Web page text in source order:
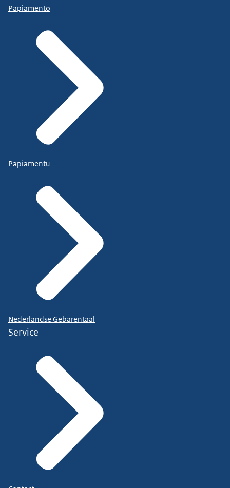
Papiamento
Papiamentu
Nederlandse Gebarentaal
Service